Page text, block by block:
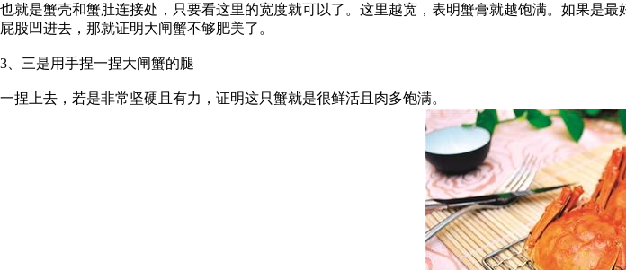
也就是蟹壳和蟹肚连接处，只要看这里的宽度就可以了。这里越宽，表明蟹膏就越饱满。如果是
屁股凹进去，那就证明大闸蟹不够肥美了。
3、三是用手捏一捏大闸蟹的腿
一捏上去，若是非常坚硬且有力，证明这只蟹就是很鲜活且肉多饱满。